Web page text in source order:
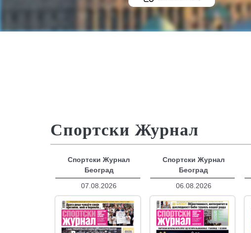
Спортски Журнал
Спортски Журнал
Београд
07.08.2026
Спортски Журнал
Београд
06.08.2026